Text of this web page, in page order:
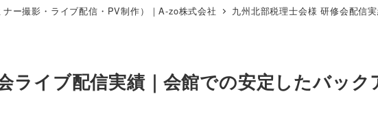
ー撮影・ライブ配信・PV制作）｜A-zo株式会社 九州北部税理士会様 研修会配信
ライブ配信実績｜会館での安定したバック